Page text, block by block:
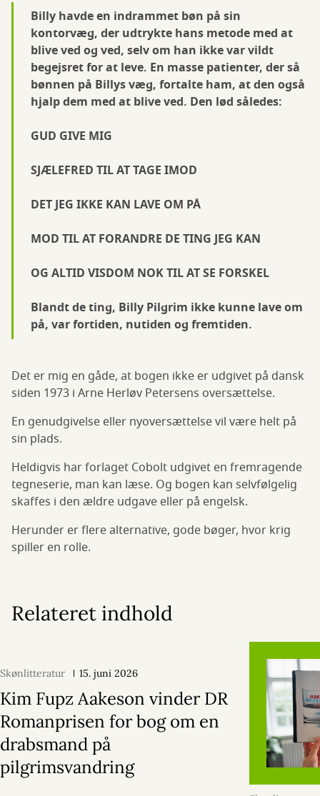
Billy havde en indrammet bøn på sin
kontorvæg, der udtrykte hans metode med at
blive ved og ved, selv om han ikke var vildt
begejsret for at leve. En masse patienter, der så
bønnen på Billys væg, fortalte ham, at den også
hjalp dem med at blive ved. Den lød således:
GUD GIVE MIG
SJÆLEFRED TIL AT TAGE IMOD
DET JEG IKKE KAN LAVE OM PÅ
MOD TIL AT FORANDRE DE TING JEG KAN
OG ALTID VISDOM NOK TIL AT SE FORSKEL
Blandt de ting, Billy Pilgrim ikke kunne lave om
på, var fortiden, nutiden og fremtiden.
Det er mig en gåde, at bogen ikke er udgivet på dansk
siden 1973 i Arne Herløv Petersens oversættelse.
En genudgivelse eller nyoversættelse vil være helt på
sin plads.
Heldigvis har forlaget Cobolt udgivet en fremragende
tegneserie, man kan læse. Og bogen kan selvfølgelig
skaffes i den ældre udgave eller på engelsk.
Herunder er flere alternative, gode bøger, hvor krig
spiller en rolle.
Relateret indhold
Skønlitteratur 15. juni 2026
Kim Fupz Aakeson vinder DR
Romanprisen for bog om en
drabsmand på
pilgrimsvandring